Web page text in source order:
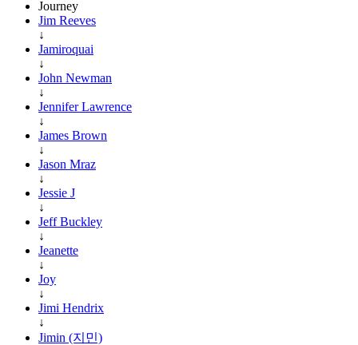
Journey
Jim Reeves
↓
Jamiroquai
↓
John Newman
↓
Jennifer Lawrence
↓
James Brown
↓
Jason Mraz
↓
Jessie J
↓
Jeff Buckley
↓
Jeanette
↓
Joy
↓
Jimi Hendrix
↓
Jimin (지민)